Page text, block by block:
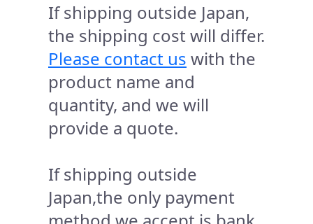
If shipping outside Japan,
the shipping cost will differ.
Please contact us with the
product name and
quantity, and we will
provide a quote.
If shipping outside
Japan,the only payment